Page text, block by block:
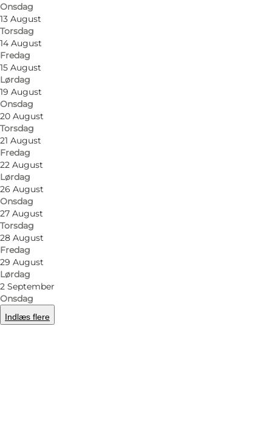
Onsdag
13 August
Torsdag
14 August
Fredag
15 August
Lørdag
19 August
Onsdag
20 August
Torsdag
21 August
Fredag
22 August
Lørdag
26 August
Onsdag
27 August
Torsdag
28 August
Fredag
29 August
Lørdag
2 September
Onsdag
Indlæs flereFoto